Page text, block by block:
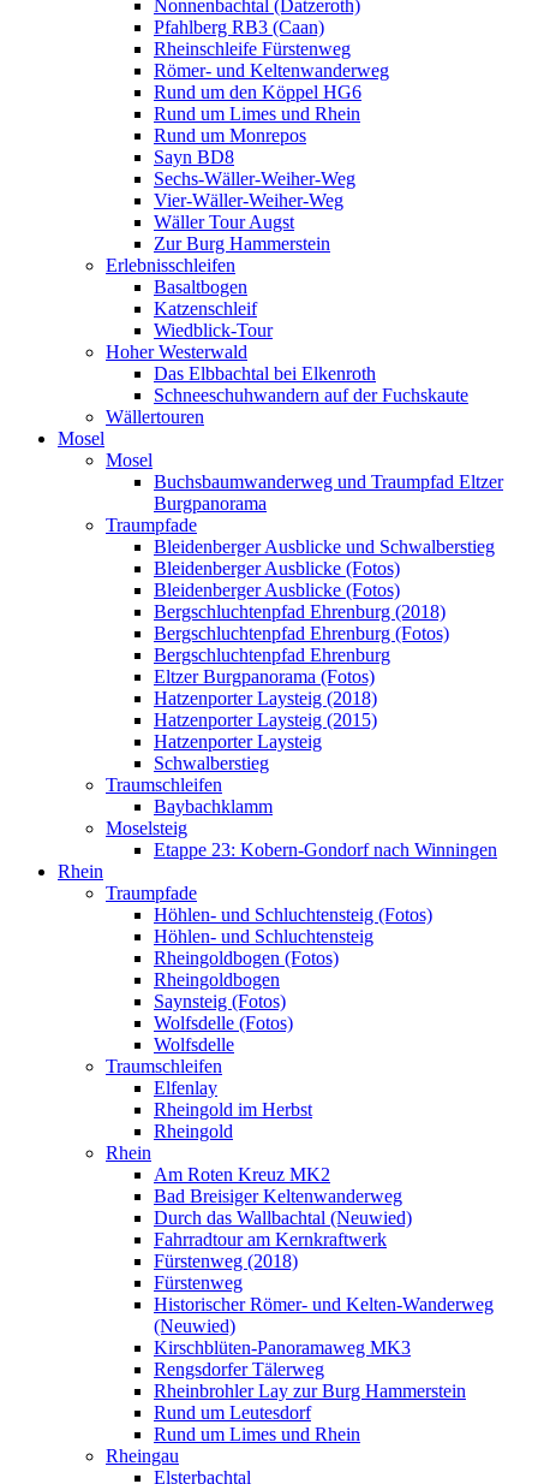
Nonnenbachtal (Datzeroth)
Pfahlberg RB3 (Caan)
Rheinschleife Fürstenweg
Römer- und Keltenwanderweg
Rund um den Köppel HG6
Rund um Limes und Rhein
Rund um Monrepos
Sayn BD8
Sechs-Wäller-Weiher-Weg
Vier-Wäller-Weiher-Weg
Wäller Tour Augst
Zur Burg Hammerstein
Erlebnisschleifen
Basaltbogen
Katzenschleif
Wiedblick-Tour
Hoher Westerwald
Das Elbbachtal bei Elkenroth
Schneeschuhwandern auf der Fuchskaute
Wällertouren
Mosel
Mosel
Buchsbaumwanderweg und Traumpfad Eltzer
Burgpanorama
Traumpfade
Bleidenberger Ausblicke und Schwalberstieg
Bleidenberger Ausblicke (Fotos)
Bleidenberger Ausblicke (Fotos)
Bergschluchtenpfad Ehrenburg (2018)
Bergschluchtenpfad Ehrenburg (Fotos)
Bergschluchtenpfad Ehrenburg
Eltzer Burgpanorama (Fotos)
Hatzenporter Laysteig (2018)
Hatzenporter Laysteig (2015)
Hatzenporter Laysteig
Schwalberstieg
Traumschleifen
Baybachklamm
Moselsteig
Etappe 23: Kobern-Gondorf nach Winningen
Rhein
Traumpfade
Höhlen- und Schluchtensteig (Fotos)
Höhlen- und Schluchtensteig
Rheingoldbogen (Fotos)
Rheingoldbogen
Saynsteig (Fotos)
Wolfsdelle (Fotos)
Wolfsdelle
Traumschleifen
Elfenlay
Rheingold im Herbst
Rheingold
Rhein
Am Roten Kreuz MK2
Bad Breisiger Keltenwanderweg
Durch das Wallbachtal (Neuwied)
Fahrradtour am Kernkraftwerk
Fürstenweg (2018)
Fürstenweg
Historischer Römer- und Kelten-Wanderweg
(Neuwied)
Kirschblüten-Panoramaweg MK3
Rengsdorfer Tälerweg
Rheinbrohler Lay zur Burg Hammerstein
Rund um Leutesdorf
Rund um Limes und Rhein
Rheingau
Elsterbachtal